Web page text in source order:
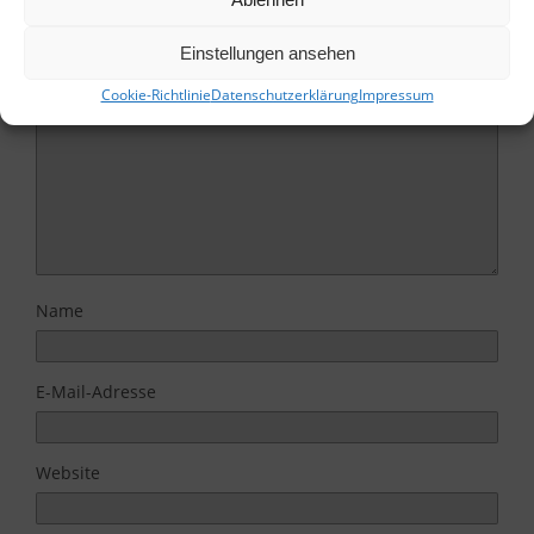
Einstellungen ansehen
Cookie-RichtlinieDatenschutzerklärungImpressum
Deine E-Mail-Adresse wird nicht veröffentlicht.
Name
E-Mail-Adresse
Website